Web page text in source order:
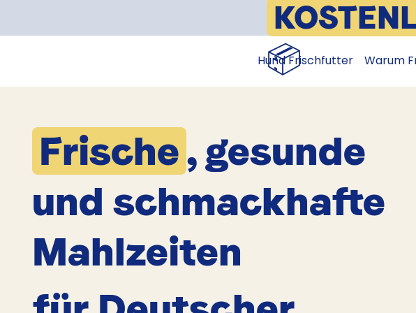
Hund Frischfutter Warum
📦
Frische, gesunde
und schmackhafte
Mahlzeiten